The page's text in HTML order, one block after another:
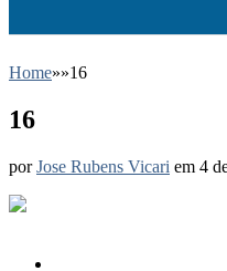
Home»»16
16
porJose Rubens Vicari em 4